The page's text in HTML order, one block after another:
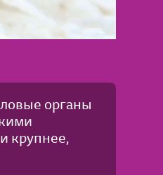
органы
крупнее,